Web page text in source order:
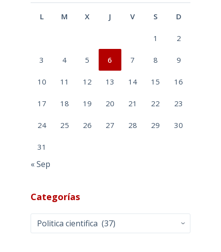
L M X J V S D
1 2
3 4 5 6 7 8 9
10 11 12 13 14 15 16
17 18 19 20 21 22 23
24 25 26 27 28 29 30
31
« Sep
Categorías
Categorías